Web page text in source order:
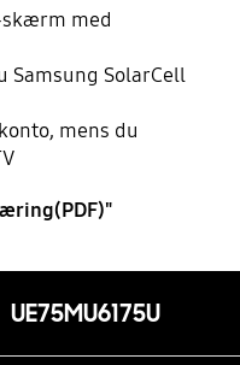
skærm med
Samsung SolarCell
mens du
UE75MU6175U